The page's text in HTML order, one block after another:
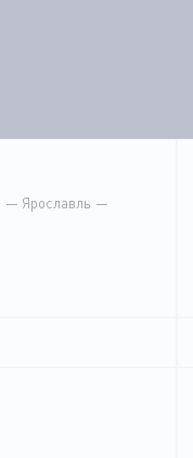
Ярославль